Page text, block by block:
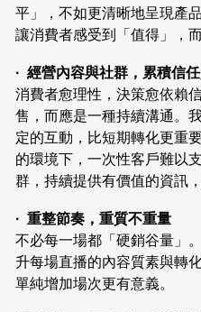
平」，不如更清晰地呈現產
讓消費者感受到「值得」，
· 經營內容與社群，累積信
消費者愈理性，決策愈依賴
售，而應是一種持續溝通。
定的互動，比短期轉化更重
的環境下，一次性客戶難以
群，持續提供有價值的資訊
· 重整節奏，重質不重量
不必每一場都「硬銷谷量」
升每場直播的內容質素與轉
單純增加場次更有意義。